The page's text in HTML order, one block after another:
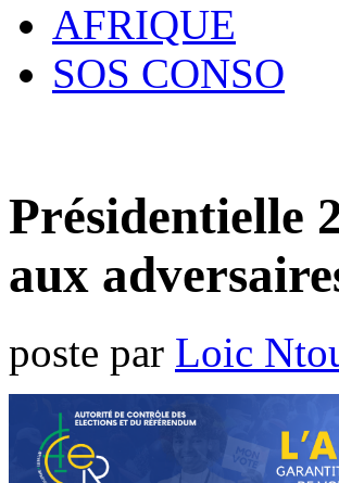
AFRIQUE
SOS CONSO
Présidentielle
aux
poste par Loic